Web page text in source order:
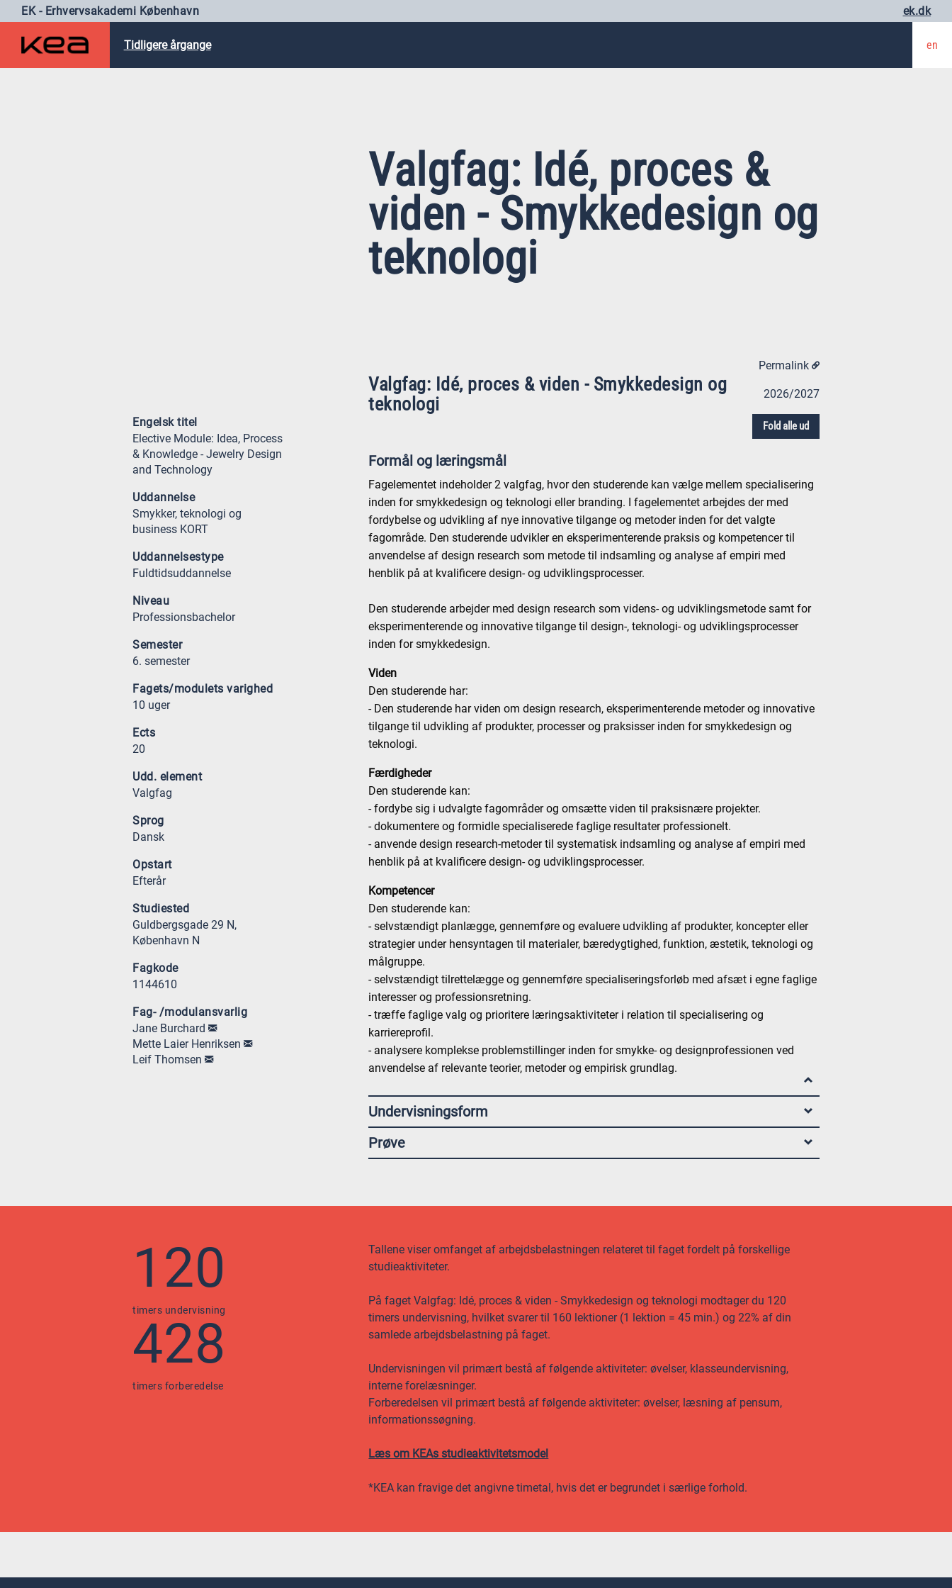
EK - Erhvervsakademi København ek.dk
Tidligere årgange en
Valgfag: Idé, proces &
viden - Smykkedesign og
teknologi
Permalink
Valgfag: Idé, proces & viden - Smykkedesign og
teknologi
2026/2027
Engelsk titel
Elective Module: Idea, Process
& Knowledge - Jewelry Design
and Technology
Uddannelse
Smykker, teknologi og
business KORT
Uddannelsestype
Fuldtidsuddannelse
Niveau
Professionsbachelor
Semester
6. semester
Fagets/modulets varighed
10 uger
Ects
20
Udd. element
Valgfag
Sprog
Dansk
Opstart
Efterår
Studiested
Guldbergsgade 29 N,
København N
Fagkode
1144610
Fag- /modulansvarlig
Jane Burchard
Mette Laier Henriksen
Leif Thomsen
Fold alle ud
Formål og læringsmål
Fagelementet indeholder 2 valgfag, hvor den studerende kan vælge mellem specialisering
inden for smykkedesign og teknologi eller branding. I fagelementet arbejdes der med
fordybelse og udvikling af nye innovative tilgange og metoder inden for det valgte
fagområde. Den studerende udvikler en eksperimenterende praksis og kompetencer til
anvendelse af design research som metode til indsamling og analyse af empiri med
henblik på at kvalificere design- og udviklingsprocesser.
Den studerende arbejder med design research som videns- og udviklingsmetode samt for
eksperimenterende og innovative tilgange til design-, teknologi- og udviklingsprocesser
inden for smykkedesign.
Viden
Den studerende har:
- Den studerende har viden om design research, eksperimenterende metoder og innovative
tilgange til udvikling af produkter, processer og praksisser inden for smykkedesign og
teknologi.
Færdigheder
Den studerende kan:
- fordybe sig i udvalgte fagområder og omsætte viden til praksisnære projekter.
- dokumentere og formidle specialiserede faglige resultater professionelt.
- anvende design research-metoder til systematisk indsamling og analyse af empiri med
henblik på at kvalificere design- og udviklingsprocesser.
Kompetencer
Den studerende kan:
- selvstændigt planlægge, gennemføre og evaluere udvikling af produkter, koncepter eller
strategier under hensyntagen til materialer, bæredygtighed, funktion, æstetik, teknologi og
målgruppe.
- selvstændigt tilrettelægge og gennemføre specialiseringsforløb med afsæt i egne faglige
interesser og professionsretning.
- træffe faglige valg og prioritere læringsaktiviteter i relation til specialisering og
karriereprofil.
- analysere komplekse problemstillinger inden for smykke- og designprofessionen ved
anvendelse af relevante teorier, metoder og empirisk grundlag.
Undervisningsform
Prøve
120
timers undervisning
428
timers forberedelse
Tallene viser omfanget af arbejdsbelastningen relateret til faget fordelt på forskellige
studieaktiviteter.
På faget Valgfag: Idé, proces & viden - Smykkedesign og teknologi modtager du 120
timers undervisning, hvilket svarer til 160 lektioner (1 lektion = 45 min.) og 22% af din
samlede arbejdsbelastning på faget.
Undervisningen vil primært bestå af følgende aktiviteter: øvelser, klasseundervisning,
interne forelæsninger.
Forberedelsen vil primært bestå af følgende aktiviteter: øvelser, læsning af pensum,
informationssøgning.
Læs om KEAs studieaktivitetsmodel
*KEA kan fravige det angivne timetal, hvis det er begrundet i særlige forhold.